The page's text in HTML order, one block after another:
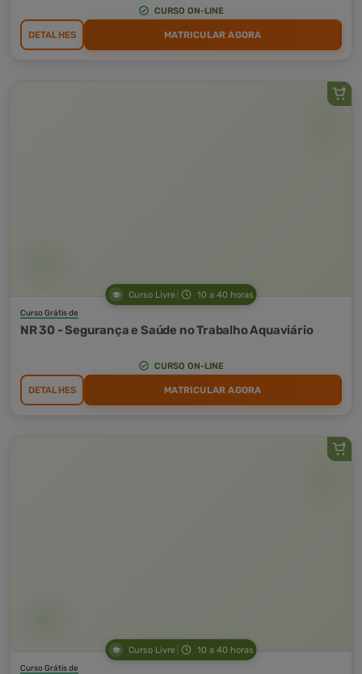
CURSO ON-LINE
DETALHES MATRICULAR AGORA
Curso Livre 10 a 40 horas
Curso Grátis de
NR 30 - Segurança e Saúde no Trabalho Aquaviário
CURSO ON-LINE
DETALHES MATRICULAR AGORA
Curso Livre 10 a 40 horas
Curso Grátis de